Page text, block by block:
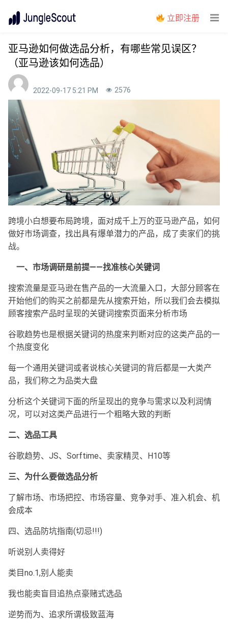
立即注册
亚马逊如何做选品分析，有哪些常见误区？
（亚马逊该如何选品）
2022-09-17 5:21 PM 2576
跨境小白想要布局跨境，面对成千上万的亚马逊产品，如何
做好市场调查，找出具有爆单潜力的产品，成了卖家们的挑
战。
一、市场调研是前提——找准核心关键词
搜索流量是亚马逊在售产品的一大流量入口，大部分顾客在
开始他们的购买之前都是先从搜索开始，所以我们会去模拟
顾客搜索产品时呈现的关键词搜索页面来分析市场
谷歌趋势也是根据关键词的热度来判断对应的这类产品的一
个热度变化
每一个通用关键词或者说核心关键词的背后都是一大类产
品，我们称之为品类大盘
分析这个关键词下面的所呈现出的竞争与需求以及利润情
况，可以对这类产品进行一个粗略大致的判断
二、选品工具
谷歌趋势、JS、Sorftime、卖家精灵、H10等
三、为什么要做选品分析
了解市场、市场把控、市场容量、竞争对手、准入机会、机
会成本
四、选品防坑指南(切忌!!!)
听说别人卖得好
类目no.1,别人能卖
我也能卖盲目追热点豪赌式选品
逆势而为、追求所谓极致蓝海